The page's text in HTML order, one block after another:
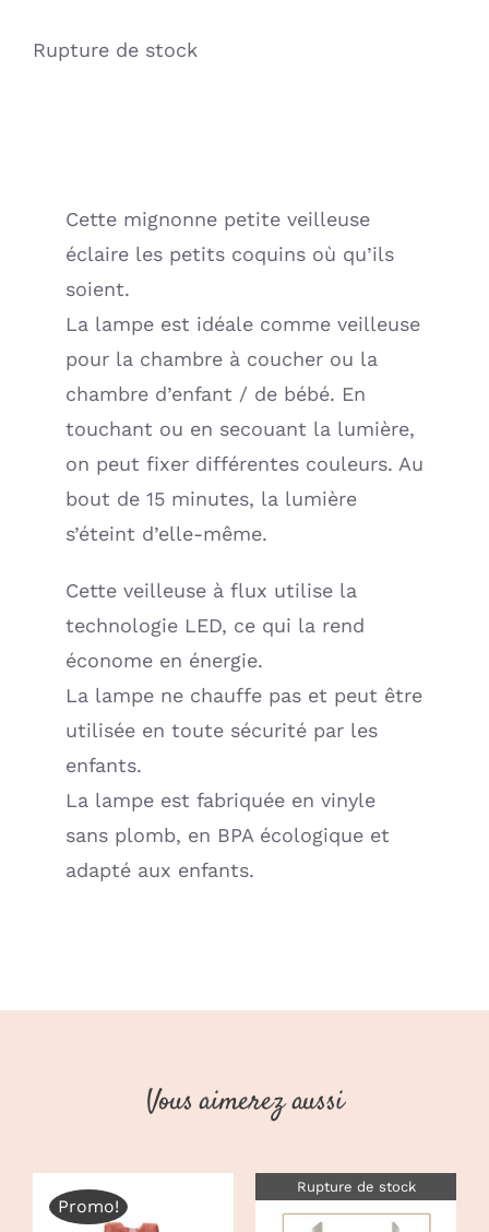
Rupture de stock
Cette mignonne petite veilleuse
éclaire les petits coquins où qu’ils
soient.
La lampe est idéale comme veilleuse
pour la chambre à coucher ou la
chambre d’enfant / de bébé. En
touchant ou en secouant la lumière,
on peut fixer différentes couleurs. Au
bout de 15 minutes, la lumière
s’éteint d’elle-même.
Cette veilleuse à flux utilise la
technologie LED, ce qui la rend
économe en énergie.
La lampe ne chauffe pas et peut être
utilisée en toute sécurité par les
enfants.
La lampe est fabriquée en vinyle
sans plomb, en BPA écologique et
adapté aux enfants.
Vous aimerez aussi
Promo!
Rupture de stock